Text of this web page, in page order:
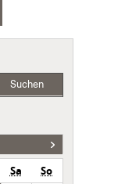
Suchen
Sa
So